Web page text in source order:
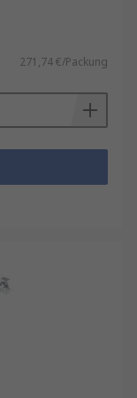
oder
271,74 €/Packung